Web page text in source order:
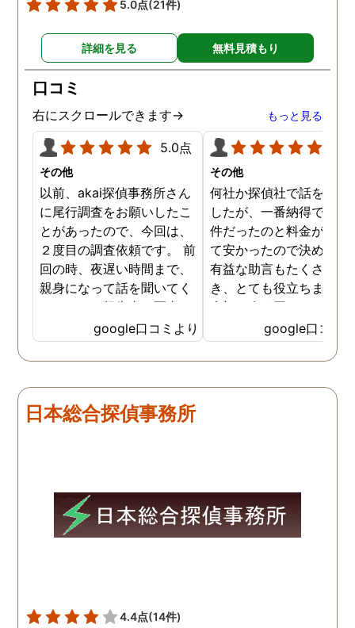
5.0点(21件)
詳細を見る 無料見積もり
口コミ
右にスクロールできます→ もっと見る
5.0点
その他
以前、akai探偵事務所さん
に尾行調査をお願いしたこ
とがあったので、今回は、
２度目の調査依頼です。 前
回の時、夜遅い時間まで、
親身になって話を聞いてく
れたのと、報告書の写真
が、場所が悪かったのに、
とても鮮明に写っていたの
で、再度、調査をお願いさ
度、自分でも行動パターン
の把握をしていましたが、
ズでした。 とくに、急なお
願いの時に人員を手配して
頂き、ホテルからの証拠を
後の事についてアドバイス
google口コミより
その他
何社か探偵社で話を聞き
したが、一番納得できる
件だったのと料金が比較
て安かったので決めまし
有益な助言もたくさん頂
き、とても役立ちました
大切な人が困っていたら
番に紹介したいと思える
偵事務所です
google口コミ
日本総合探偵事務所
4.4点(14件)